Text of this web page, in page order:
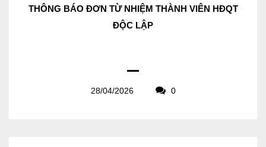
THÔNG BÁO ĐƠN TỪ NHIỆM THÀNH VIÊN HĐQT
ĐỘC LẬP
28/04/2026 0